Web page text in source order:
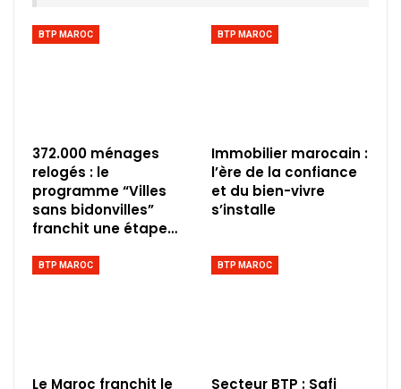
BTP MAROC
372.000 ménages
relogés : le
programme “Villes
sans bidonvilles”
franchit une étape…
BTP MAROC
Immobilier marocain :
l’ère de la confiance
et du bien-vivre
s’installe
BTP MAROC
Le Maroc franchit le
BTP MAROC
Secteur BTP : Safi